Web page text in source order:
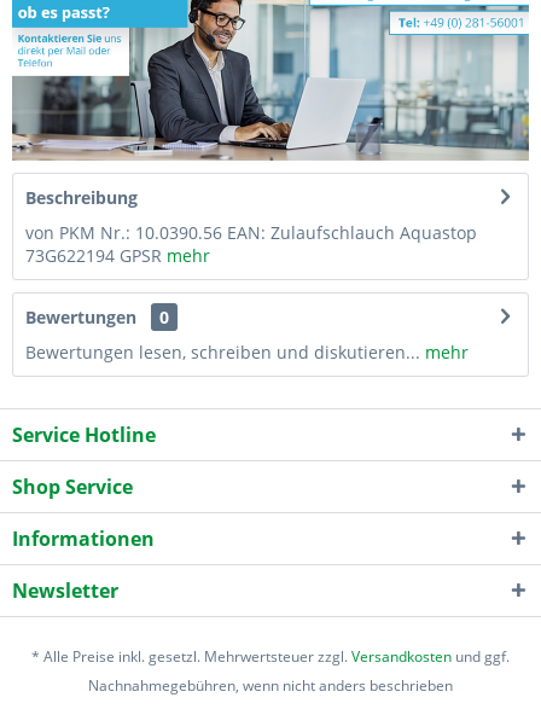
Beschreibung
von PKM Nr.: 10.0390.56 EAN: Zulaufschlauch Aquastop
73G622194 GPSR mehr
Bewertungen
0
Bewertungen lesen, schreiben und diskutieren... mehr
Service Hotline
Shop Service
Informationen
Newsletter
* Alle Preise inkl. gesetzl. Mehrwertsteuer zzgl.Versandkosten und ggf.
Nachnahmegebühren, wenn nicht anders beschrieben